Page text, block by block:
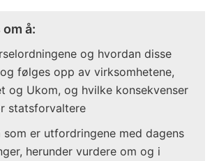
å:
og hvordan disse
følges opp av virksomhetene,
og Ukom, og hvilke konsekvenser
statsforvaltere
som er utfordringene med dagens
herunder vurdere om og i